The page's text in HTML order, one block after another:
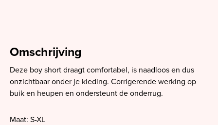
Omschrijving
Deze boy short draagt comfortabel, is naadloos en dus
onzichtbaar onder je kleding. Corrigerende werking op
buik en heupen en ondersteunt de onderrug.
Maat: S-XL